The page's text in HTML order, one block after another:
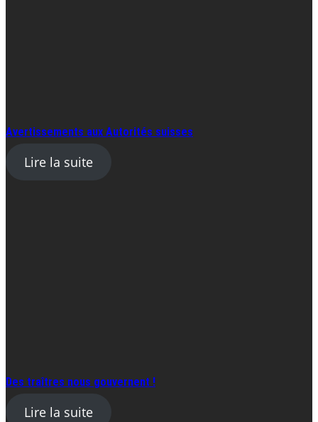
Avertissements aux Autorités suisses
Lire la suite
Des traîtres nous gouvernent !
Lire la suite